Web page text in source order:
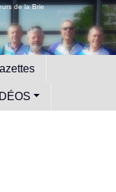
de la Brie